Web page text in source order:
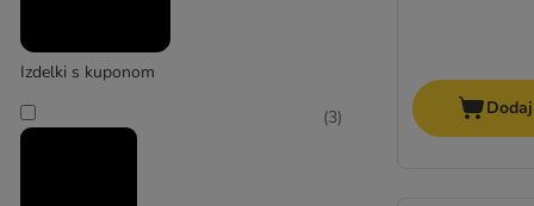
Velik 26-45 kg
Izdelki s kuponom
(3)